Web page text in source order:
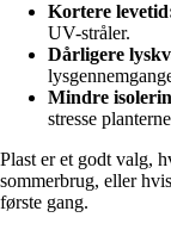
Kortere
UV-stråler.
Dårligere
Mindre
stresse
Plast er et godt valg,
sommerbrug, eller
første gang.